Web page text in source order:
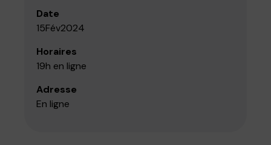
Date
15Fév2024
Horaires
19h en ligne
Adresse
En ligne